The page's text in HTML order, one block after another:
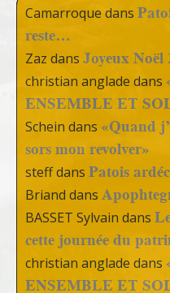
Camarroque dans
reste…
Zaz dans Joyeux Noël
christian anglade dans
ENSEMBLE ET
Schein dans «Quand
sors mon revolver»
steffdans Patois
Briand dans
BASSET Sylvain dans
cette journée du
christian anglade dans
ENSEMBLE ET